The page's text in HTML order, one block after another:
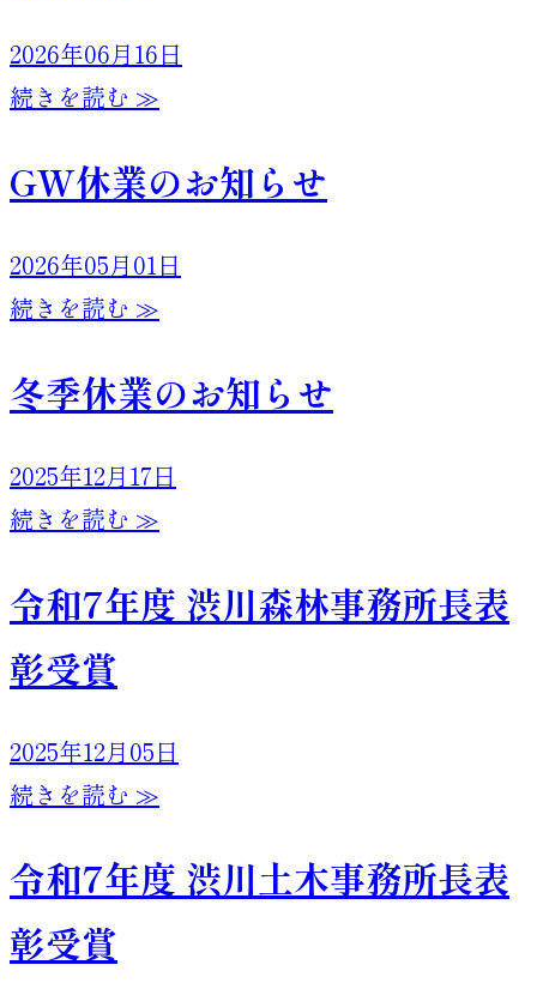
2026年06月16日
続きを読む ≫
GW休業のお知らせ
2026年05月01日
続きを読む ≫
冬季休業のお知らせ
2025年12月17日
続きを読む ≫
令和7年度 渋川森林事務所長表
彰受賞
2025年12月05日
続きを読む ≫
令和7年度 渋川土木事務所長表
彰受賞